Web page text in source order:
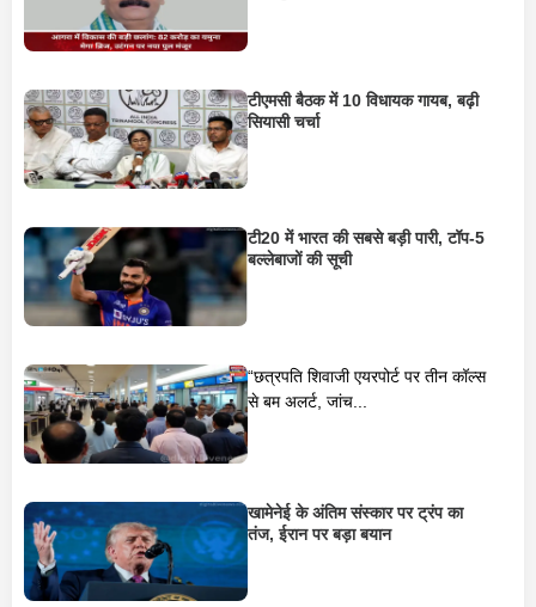
टीएमसी बैठक में 10 विधायक गायब, बढ़ी
सियासी चर्चा
टी20 में भारत की सबसे बड़ी पारी, टॉप-5
बल्लेबाजों की सूची
“छत्रपति शिवाजी एयरपोर्ट पर तीन कॉल्स
से बम अलर्ट, जांच...
खामेनेई के अंतिम संस्कार पर ट्रंप का
तंज, ईरान पर बड़ा बयान